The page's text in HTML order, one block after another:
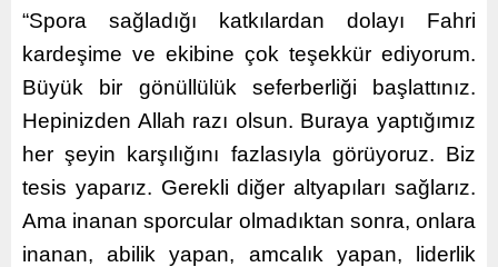
“Spora sağladığı katkılardan dolayı Fahri
kardeşime ve ekibine çok teşekkür ediyorum.
Büyük bir gönüllülük seferberliği başlattınız.
Hepinizden Allah razı olsun. Buraya yaptığımız
her şeyin karşılığını fazlasıyla görüyoruz. Biz
tesis yaparız. Gerekli diğer altyapıları sağlarız.
Ama inanan sporcular olmadıktan sonra, onlara
inanan, abilik yapan, amcalık yapan, liderlik